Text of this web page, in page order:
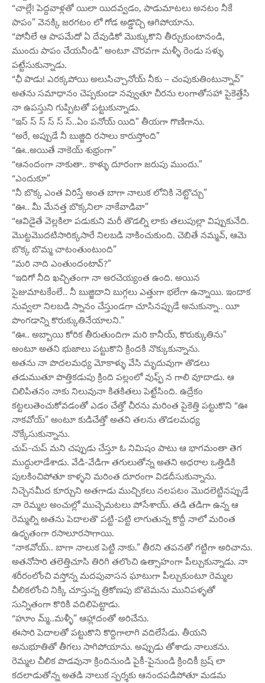
“చాల్లే! పెద్దవాళ్లతో యిలా యిదవ్వడం, పాడుమాటలు అనటం నీకే
పాపం” వెనక్కి జరగటం లో గోడ అడ్డొచ్చి ఆగిపోయాను.
“పోనీలే ఆ పాపమేదో ఏ దేవుడికో మొక్కుకొని తీర్చుకుంటానండి,
ముందు పాపం చేయనీండి” అంటూ చొరవగా మళ్ళీ రెండు సళ్ళు
పట్టేసుకున్నాడు.
“ఛీ పాడు! ఎరక్కపోయి అలుసిచ్చానోయ్ నీకు – చంపుకుతింటున్నావ్”
అతను సమాధానం చెప్పకుండా నవ్వుతూ చీరను లంగాతోసహా పైకెత్తేసి
నా ఉపస్తుని గుప్పిటతో పట్టుకున్నాడు.
“ఇస్ స్ స్ స్ స్ స్..ఏం పనోయ్ యిది” తీయగా గొణిగాను.
“అరే, అప్పుడే నీ బుజ్జిది రసాలు కారుస్తోంది”
“ఊ..అయితే నాకెయ్ శుభ్రంగా”
“ఆనందంగా నాకుతా.. కాళ్ళు దూరంగా జరుపు ముందు.”
“ఎందుకూ”
“నీ బొక్క ఎంత విరిస్తే అంత బాగా నాలుక లోనికి నెట్టొచ్చు”
“ఊ.. మీ మేనత్త బొక్కనిలా నాకేవాడివా”
“ఆవిడైతే వెల్లకిలా పడుకుని మరీ తొడల్ని లాకు తలుపుల్లా విప్పుకునేది.
మొట్టమొదటిసారిక్కసారే నిలబడి నాకించుకుంది. చెబితే నమ్మవ్, ఆమె
బొక్క బొమ్మ చాటంతుంటుంది”
“మరి నాది ఎంతుందంటావ్?”
“ఇదిగో నీది ఖచ్చితంగా నా అరచెయ్యంత ఉంది. అయిన
సైజుమాటకేంలే.. నీ బుజ్జిదాని బుగ్గలు ఎత్తుగా భలేగా ఉన్నాయి. ఇందాక
నువ్వలా నిలబడి స్నానం చేస్తుండగా చూసినప్పుడే అనుకున్నా.. యీ
పొంగడాన్ని కొరుక్కుతినేయాలని.”
“ఊ.. అబ్బాయి కోరిక తీరుతుందిగా మరి కానీయ్, కొరుక్కుతిను”
అంటూ అతని భుజాలు పట్టుకొని క్రిందకి నొక్కుకున్నాను.
అతను నా పొదలమధ్య మోకాళ్ళు వేసి మృదువుగా తొడలు
తడుముతూ పొత్తికడుపు క్రింది పల్లంలో వుఫ్ఫ్ న గాలి వూదాడు. ఆ
చిలిపితనం నాకు నిలువునా కితకితలు పెట్టేసింది. ఉద్రేకం
కట్టలుతెంచుకోవడంతో ఎడం చేత్తో చీరను మరింత పైకెత్తి పట్టుకొని “ఊ
నాకవోయ్” అంటూ కుడిచేత్తో అతని తలను తొడలమధ్య
నొక్కేసుకున్నాను.
చుప్-చుప్ మని చప్పుడు చేస్తూ ఓ నిమిషం పాటు ఆ భాగమంతా తెగ
ముద్దులాడేశాడు. వేడి-వేడిగా తగులుతోన్న అతని అధరాల ఒత్తిడికి
పులకించిపోతూ కాళ్ళని మరింత దూరంగా విడదీసుకున్నాను.
నిచ్చెనమీద కూర్చుని అతగాడు ముచ్చికలు నలపటం మొదలెట్టినప్పుడే
నా రెమ్మల అంచుల్లో ముచ్చెమటలు పోసేశాయ్. తడి తడిగా ఉన్న ఆ
రెమ్మల్ని అతను పెదాలతొ పట్టి-పట్టి లాగుతున్న కొద్దీ నాలో మరింత
ఉధృతంగా రసాలూరసాగాయి.
“నాకవోయ్.. బాగా నాలుక పెట్టి నాకు.” తీరని తపనతో గట్టిగా అరిచాను.
అతనోసారి తలెత్తిచూసి తిరిగి తలొంచి ఉత్సాహంగా పీల్చుకున్నాడు. నా
శరీరంలోంచి వస్తోన్న మదపువాసన ఘాటుగా పీల్చుకుంటూ రెమ్మల
చీలికలోంచి నిక్కి చూస్తున్న త్రికోణపు బొటెమను మునిపళ్ళతో
సున్నితంగా కొరికి వదిలిపెట్టాడు.
“హూం మ్మ్..మళ్ళీ” ఆహ్లాదంతో అరిచేను.
ఈసారి పెదాలతో పట్టుకొని కొద్దిగాలాగి వదిలేసేడు. తీయని
అనుభూతితో తీగలు సాగిపోయాను. అప్పుడు తోశాడు నాలుకను.
రెమ్మల చీలిక పొడవునా క్రిందినుండి పైకీ-పైనుండి క్రిందికీ బ్రష్ లా
కదలాడుతోన్న అతడి నాలుక స్పర్శకు ఆనందపడిపోతూ మడమ